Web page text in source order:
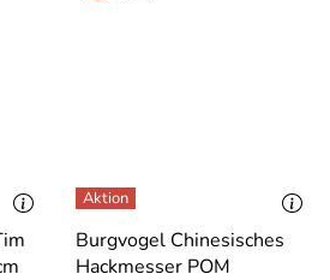
Burgvogel Chinesisches
Hackmesser POM